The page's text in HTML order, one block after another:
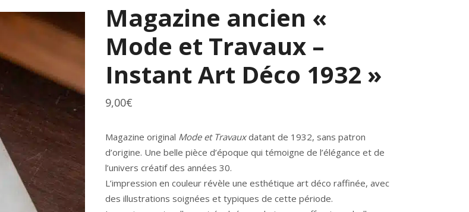
Magazine ancien «
Mode et Travaux –
Instant Art Déco 1932 »
9,00€
Magazine original Mode et Travauxdatant de 1932, sans patron
d’origine. Une belle pièce d’époque qui témoigne de l’élégance et de
l’univers créatif des années 30.
L’impression en couleur révèle une esthétique art déco raffinée, avec
des illustrations soignées et typiques de cette période.